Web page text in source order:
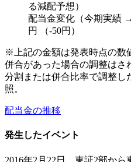
る減配予想）
配当金変化（今期実績
円 （-50円）
※上記の金額は発表時点の数
併合があった場合の調整はさ
分割または併合比率で調整し
照。
配当金の推移
発生したイベント
2016年2月22日 東証2部か